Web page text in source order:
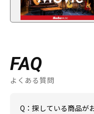
FAQ
よくある質問
Q：探している商品が